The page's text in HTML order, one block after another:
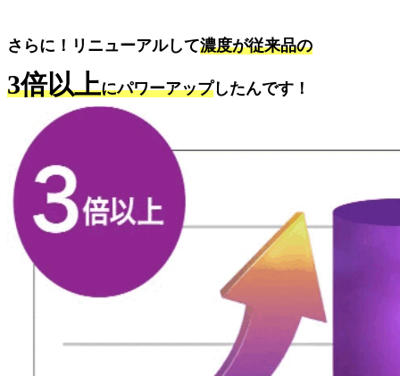
さらに！リニューアルして濃度が従来品の
3倍以上にパワーアップしたんです！